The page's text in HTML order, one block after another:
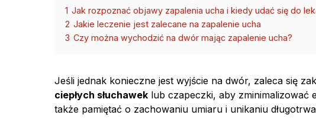
1 Jak rozpoznać objawy zapalenia ucha i kiedy udać się do
2 Jakie leczenie jest zalecane na zapalenie ucha
3 Czy można wychodzić na dwór mając zapalenie ucha?
Jeśli jednak konieczne jest wyjście na dwór, zaleca się
ciepłych słuchawek lub czapeczki, aby zminimalizować
także pamiętać o zachowaniu umiaru i unikaniu